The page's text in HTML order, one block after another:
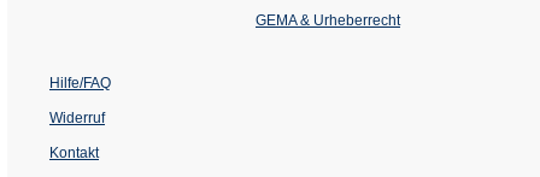
Tab)
GEMA & Urheberrecht
Hilfe/FAQ
Widerruf
Kontakt